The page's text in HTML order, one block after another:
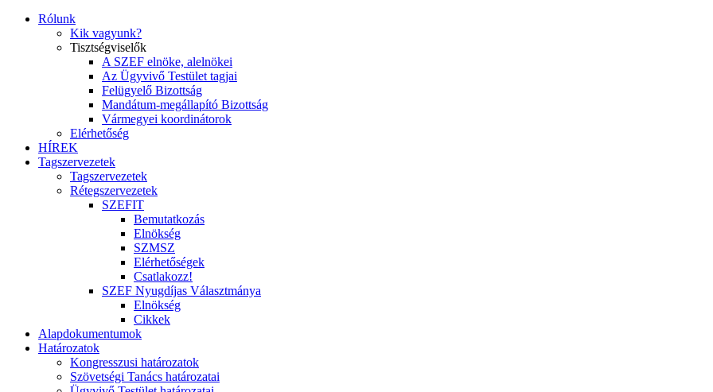
Rólunk
Kik vagyunk?
Tisztségviselők
A SZEF elnöke, alelnökei
Az Ügyvivő Testület tagjai
Felügyelő Bizottság
Mandátum-megállapító Bizottság
Vármegyei koordinátorok
Elérhetőség
HÍREK
Tagszervezetek
Tagszervezetek
Rétegszervezetek
SZEFIT
Bemutatkozás
Elnökség
SZMSZ
Elérhetőségek
Csatlakozz!
SZEF Nyugdíjas Választmánya
Elnökség
Cikkek
Alapdokumentumok
Határozatok
Kongresszusi határozatok
Szövetségi Tanács határozatai